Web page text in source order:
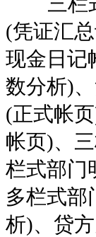
(凭证汇
现金日记
数分析)
(正式帐
帐页)、
栏式部门
多栏式部
析)、贷